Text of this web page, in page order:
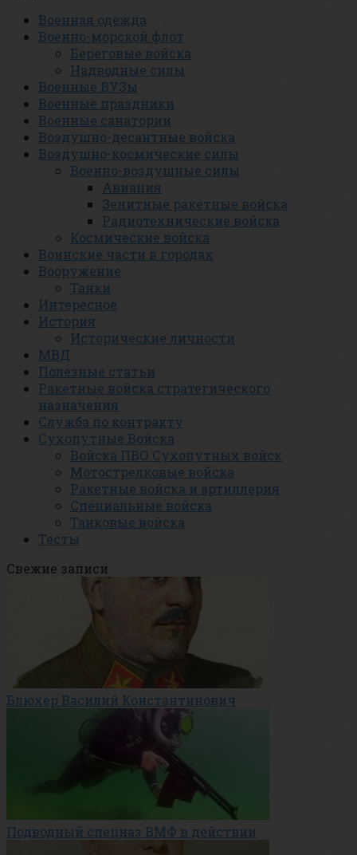
Военная одежда
Военно-морской флот
Береговые войска
Надводные силы
Военные ВУЗы
Военные праздники
Военные санатории
Воздушно-десантные войска
Воздушно-космические силы
Военно-воздушные силы
Авиация
Зенитные ракетные войска
Радиотехнические войска
Космические войска
Воинские части в городах
Вооружение
Танки
Интересное
История
Исторические личности
МВД
Полезные статьи
Ракетные войска стратегического
назначения
Служба по контракту
Сухопутные Войска
Войска ПВО Сухопутных войск
Мотострелковые войска
Ракетные войска и артиллерия
Специальные войска
Танковые войска
Тесты
Свежие записи
Блюхер Василий Константинович
Подводный спецназ ВМФ в действии